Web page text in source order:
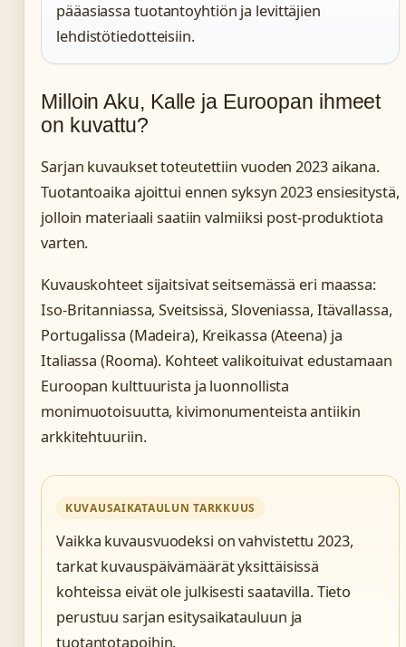
pääasiassa tuotantoyhtiön ja levittäjien
lehdistötiedotteisiin.
Milloin Aku, Kalle ja Euroopan ihmeet
on kuvattu?
Sarjan kuvaukset toteutettiin vuoden 2023 aikana.
Tuotantoaika ajoittui ennen syksyn 2023 ensiesitystä,
jolloin materiaali saatiin valmiiksi post-produktiota
varten.
Kuvauskohteet sijaitsivat seitsemässä eri maassa:
Iso-Britanniassa, Sveitsissä, Sloveniassa, Itävallassa,
Portugalissa (Madeira), Kreikassa (Ateena) ja
Italiassa (Rooma). Kohteet valikoituivat edustamaan
Euroopan kulttuurista ja luonnollista
monimuotoisuutta, kivimonumenteista antiikin
arkkitehtuuriin.
KUVAUSAIKATAULUN TARKKUUS
Vaikka kuvausvuodeksi on vahvistettu 2023,
tarkat kuvauspäivämäärät yksittäisissä
kohteissa eivät ole julkisesti saatavilla. Tieto
perustuu sarjan esitysaikatauluun ja
tuotantotapoihin.